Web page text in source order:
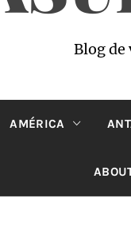
Blog de
AMÉRICA